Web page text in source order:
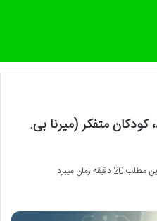
کودکان متفکر (میرنا بی.
دقیقه زمان میبرد